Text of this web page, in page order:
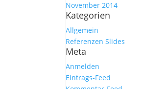
November 2014
Kategorien
Allgemein
Referenzen Slides
Meta
Anmelden
Eintrags-Feed